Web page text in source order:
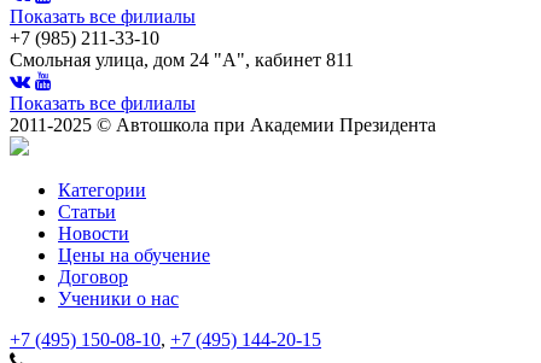
Показать все филиалы
+7 (985) 211-33-10
Смольная улица, дом 24 "А", кабинет 811
Показать все филиалы
2011-2025 © Автошкола при Академии Президента
Категории
Статьи
Новости
Цены на обучение
Договор
Ученики о нас
+7 (495) 150-08-10, +7 (495) 144-20-15